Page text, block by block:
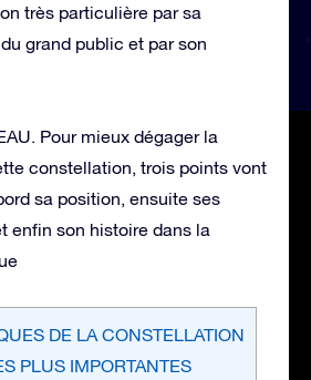
très particulière par sa
grand public et par son
Pour mieux dégager la
constellation, trois points vont
sa position, ensuite ses
enfin son histoire dans la
DE LA CONSTELLATION
PLUS IMPORTANTES